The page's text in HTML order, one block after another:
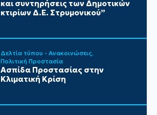
και συντηρήσεις των Δημοτικών
κτιρίων Δ.Ε. Στρυμονικού”
Δελτία τύπου - Ανακοινώσεις
Πολιτική Προστασία
Ασπίδα Προστασίας στην
Κλιματική Κρίση